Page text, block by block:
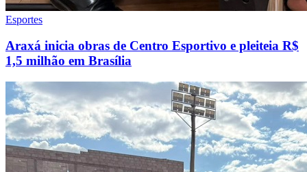
Esportes
Araxá inicia obras de Centro Esportivo e pleiteia R$
1,5 milhão em Brasília